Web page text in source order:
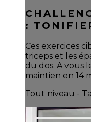
:
Ces exercices
triceps et les
du dos. A vous
maintien en 14
Tout niveau -